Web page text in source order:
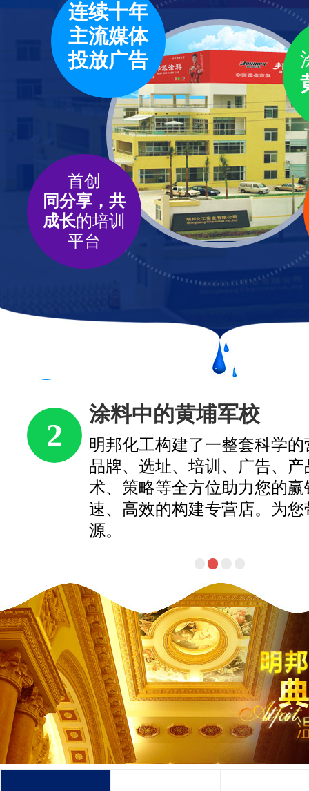
连续十年
主流媒体
投放广告
首创
同分享，共
成长的培训
平台
3
首创同分享，共成长的
汇聚行业专家、国内外明星
源，定期收集市场需求、编
课程，分享渠道建设和品牌传
验。